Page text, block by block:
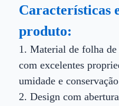
Características
produto:
1. Material de folha
com excelentes
umidade e
2. Design com